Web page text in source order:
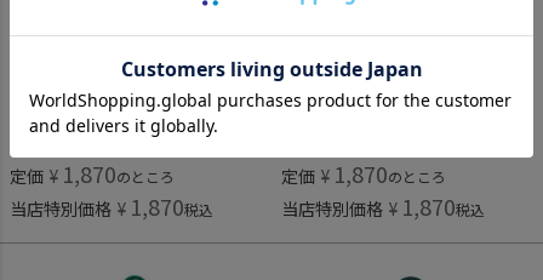
定価 ¥ 1,870のところ
当店特別価格 ¥ 1,870税込
定価 ¥ 1,870のところ
当店特別価格 ¥ 1,870税込